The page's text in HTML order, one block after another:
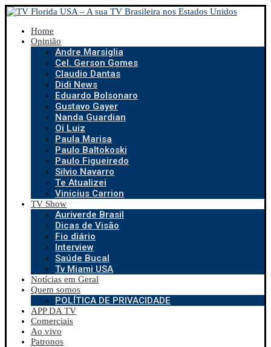
Home
Opinião
Andre Marsiglia
Cel. Gerson Gomes
Claudio Dantas
Didi News
Eduardo Bolsonaro
Gustavo Gayer
Nanda Guardian
Oi Luiz
Paula Marisa
Paulo Baltokoski
Paulo Figueiredo
Silvio Navarro
Te Atualizei
Vinicius Carrion
TV Show
Auriverde Brasil
Dicas de Visão
Fio diário
Interview
Saúde Bucal
Tv Miami USA
Notícias em Geral
Quem somos
POLÍTICA DE PRIVACIDADE
APP DA TV
Comerciais
Ao vivo
Patronos